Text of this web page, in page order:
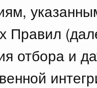
Правил
отбора и